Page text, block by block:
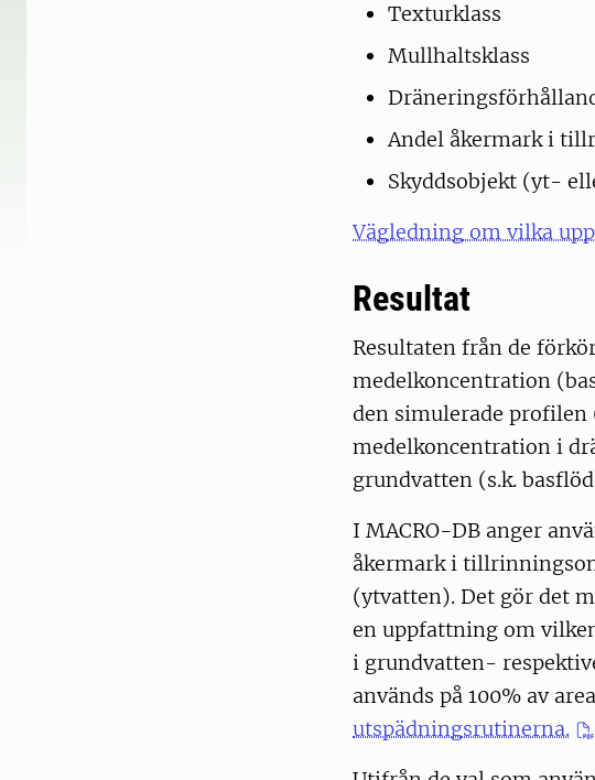
Texturklass
Mullhaltsklass
Andel åkermark i
Skyddsobjekt (yt-
Vägledning om vilka
Resultat
Resultaten från de
medelkoncentration
den simulerade
medelkoncentration i
grundvatten (s.k.
I MACRO-DB anger
åkermark i
(ytvatten). Det gör det
en uppfattning om
i grundvatten-
används på 100% av
utspädningsrutinerna.